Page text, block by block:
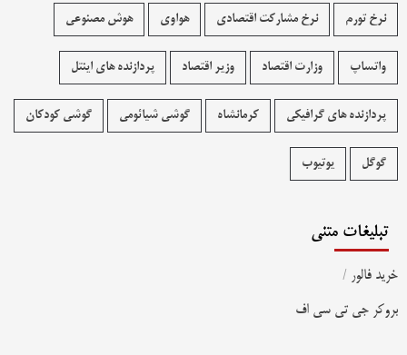
نرخ تورم نرخ مشارکت اقتصادی هواوی هوش مصنوعی
واتساپ وزارت اقتصاد وزیر اقتصاد پردازنده های اینتل
پردازنده های گرافیکی کرمانشاه گوشی شیائومی گوشی کودکان
گوگل یوتیوب
تبلیغات متنی
خرید فالور /
بروکر جی تی سی اف